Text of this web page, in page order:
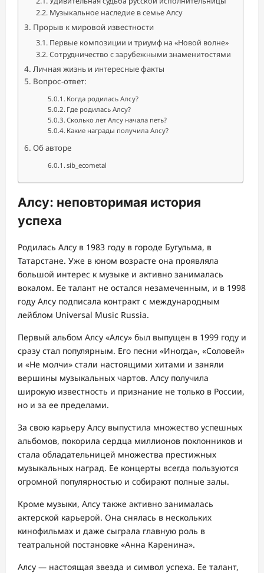
Музыкальное наследие в семье Алсу
Прорыв к мировой известности
Первые композиции и триумф на «Новой волне»
Сотрудничество с зарубежными знаменитостями
Личная жизнь и интересные факты
Вопрос-ответ:
Когда родилась Алсу?
Где родилась Алсу?
Сколько лет Алсу начала петь?
Какие награды получила Алсу?
Об авторе
sib_ecometal
Алсу: неповторимая история
успеха
Родилась Алсу в 1983 году в городе Бугульма, в
Татарстане. Уже в юном возрасте она проявляла
большой интерес к музыке и активно занималась
вокалом. Ее талант не остался незамеченным, и в 1998
году Алсу подписала контракт с международным
лейблом Universal Music Russia.
Первый альбом Алсу «Алсу» был выпущен в 1999 году и
сразу стал популярным. Его песни «Иногда», «Соловей»
и «Не молчи» стали настоящими хитами и заняли
вершины музыкальных чартов. Алсу получила
широкую известность и признание не только в России,
но и за ее пределами.
За свою карьеру Алсу выпустила множество успешных
альбомов, покорила сердца миллионов поклонников и
стала обладательницей множества престижных
музыкальных наград. Ее концерты всегда пользуются
огромной популярностью и собирают полные залы.
Кроме музыки, Алсу также активно занималась
актерской карьерой. Она снялась в нескольких
кинофильмах и даже сыграла главную роль в
театральной постановке «Анна Каренина».
Алсу — настоящая звезда и символ успеха. Ее талант,